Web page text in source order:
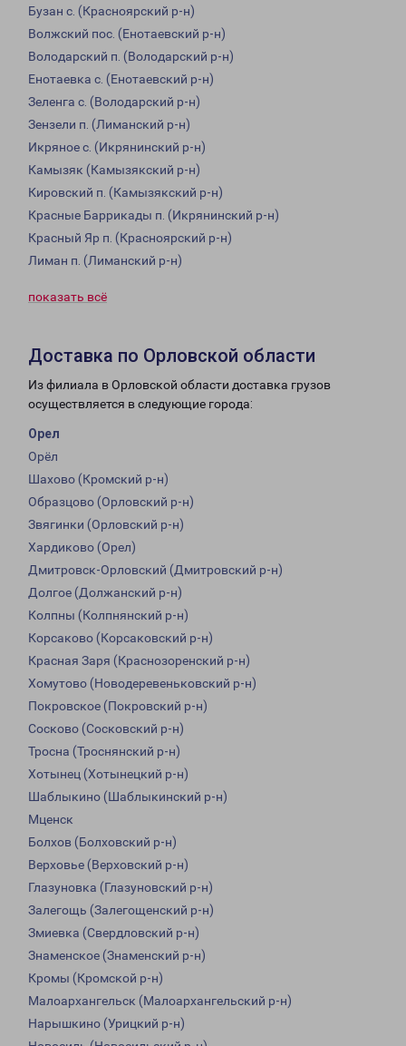
Бузан с. (Красноярский р-н)
Волжский пос. (Енотаевский р-н)
Володарский п. (Володарский р-н)
Енотаевка с. (Енотаевский р-н)
Зеленга с. (Володарский р-н)
Зензели п. (Лиманский р-н)
Икряное с. (Икрянинский р-н)
Камызяк (Камызякский р-н)
Кировский п. (Камызякский р-н)
Красные Баррикады п. (Икрянинский р-н)
Красный Яр п. (Красноярский р-н)
Лиман п. (Лиманский р-н)
показать всё
Доставка по Орловской области
Из филиала в Орловской области доставка грузов
осуществляется в следующие города:
Орел
Орёл
Шахово (Кромский р-н)
Образцово (Орловский р-н)
Звягинки (Орловский р-н)
Хардиково (Орел)
Дмитровск-Орловский (Дмитровский р-н)
Долгое (Должанский р-н)
Колпны (Колпнянский р-н)
Корсаково (Корсаковский р-н)
Красная Заря (Краснозоренский р-н)
Хомутово (Новодеревеньковский р-н)
Покровское (Покровский р-н)
Сосково (Сосковский р-н)
Тросна (Троснянский р-н)
Хотынец (Хотынецкий р-н)
Шаблыкино (Шаблыкинский р-н)
Мценск
Болхов (Болховский р-н)
Верховье (Верховский р-н)
Глазуновка (Глазуновский р-н)
Залегощь (Залегощенский р-н)
Змиевка (Свердловский р-н)
Знаменское (Знаменский р-н)
Кромы (Кромской р-н)
Малоархангельск (Малоархангельский р-н)
Нарышкино (Урицкий р-н)